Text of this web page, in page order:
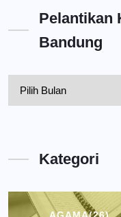
Pelantikan
Bandung
BandungKategori